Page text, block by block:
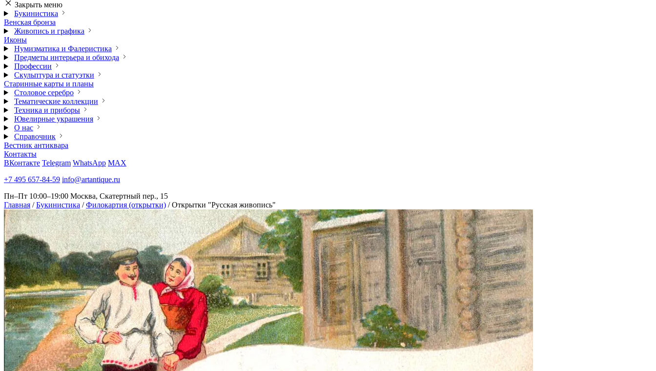
Закрыть меню
Букинистика
Венская бронза
Живопись и графика
Иконы
Нумизматика и Фалеристика
Предметы интерьера и обихода
Профессии
Скульптура и статуэтки
Старинные карты и планы
Столовое серебро
Тематические коллекции
Техника и приборы
Ювелирные украшения
О нас
Справочник
Вестник антиквара
Контакты
ВКонтакте Telegram WhatsApp MAX
+7 495 657-84-59 info@artantique.ru
Пн–Пт 10:00–19:00 Москва, Скатертный пер., 15
Главная / Букинистика / Филокартия (открытки) / Открытки "Русская живопись"